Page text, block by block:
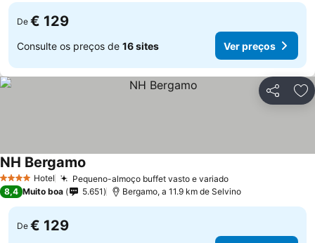
De € 129
Consulte os preços de 16 sites Ver preços
Partilhar
4 EstrelasHotel Pequeno-almoço buffet vasto e variado
NH Bergamo
8,4 Muito boa 5.651 Bergamo, a 11.9 km de Selvino
De € 129